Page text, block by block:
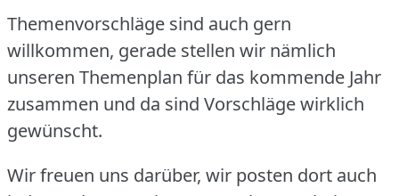
Themenvorschläge sind auch gern
willkommen, gerade stellen wir nämlich
unseren Themenplan für das kommende Jahr
zusammen und da sind Vorschläge wirklich
gewünscht.
Wir freuen uns darüber, wir posten dort auch